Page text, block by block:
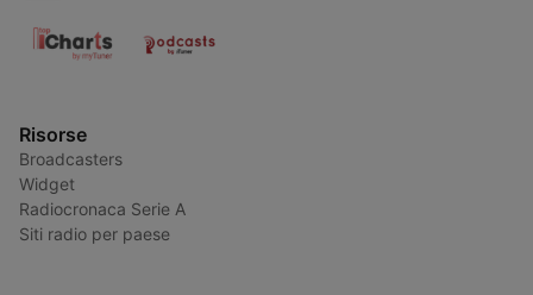
Risorse
Broadcasters
Widget
Radiocronaca Serie A
Siti radio per paese